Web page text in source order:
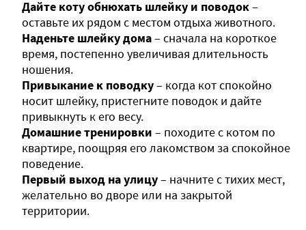
Дайте коту обнюхать шлейку и поводок–
оставьте их рядом с местом отдыха животного.
Наденьте шлейку дома– сначала на короткое
время, постепенно увеличивая длительность
ношения.
Привыкание к поводку– когда кот спокойно
носит шлейку, пристегните поводок и дайте
привыкнуть к его весу.
Домашние тренировки – походите с котом по
квартире, поощряя его лакомством за спокойное
поведение.
Первый выход на улицу– начните с тихих мест,
желательно во дворе или на закрытой
территории.